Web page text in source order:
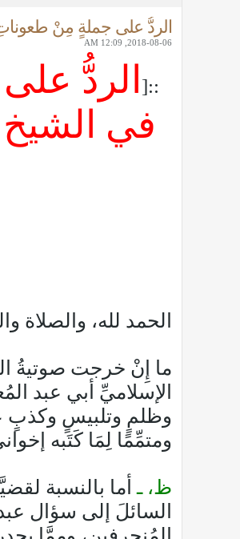
الردُّ على جملةٍ مِنْ
2018-08-06, 12:09 AM
::[
الردُّ
في
الحمد لله، والصلاة
ما إِنْ خرجت صوتيةُ
الإسلاميِّ أبي عبد
وظلمٍ وتلبيسٍ وكذبٍ
ومتمِّمًا لِمَا كَتَبه
ظ، ـأما بالنسبة
السائلَ إلى سؤال